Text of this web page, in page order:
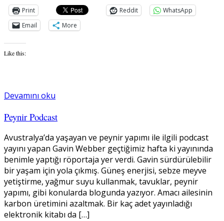
Print Reddit
WhatsApp
Email
More
Like this:
Devamını oku
Peynir Podcast
Avustralya’da yaşayan ve peynir yapımı ile ilgili podcast
yayını yapan Gavin Webber geçtiğimiz hafta ki yayınında
benimle yaptığı röportaja yer verdi. Gavin sürdürülebilir
bir yaşam için yola çıkmış. Güneş enerjisi, sebze meyve
yetiştirme, yağmur suyu kullanmak, tavuklar, peynir
yapımı, gibi konularda blogunda yazıyor. Amacı ailesinin
karbon üretimini azaltmak. Bir kaç adet yayınladığı
elektronik kitabı da […]